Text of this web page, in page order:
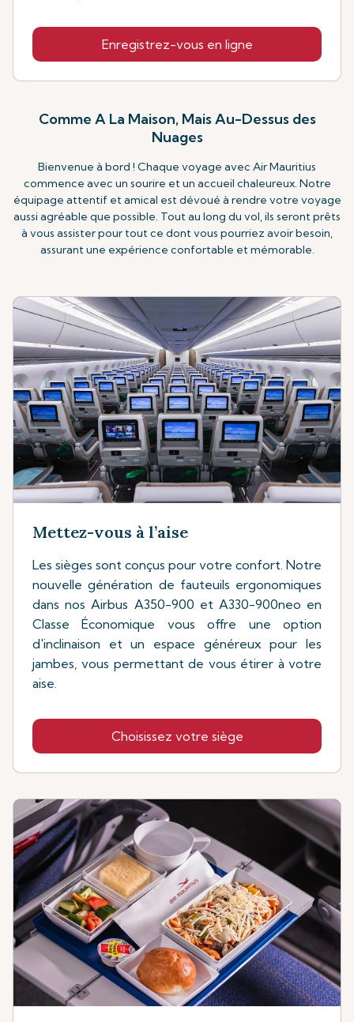
Enregistrez-vous en ligne
Comme A La Maison, Mais Au-Dessus des
Nuages
Bienvenue à bord ! Chaque voyage avec Air Mauritius
commence avec un sourire et un accueil chaleureux. Notre
équipage attentif et amical est dévoué à rendre votre voyage
aussi agréable que possible. Tout au long du vol, ils seront prêts
à vous assister pour tout ce dont vous pourriez avoir besoin,
assurant une expérience confortable et mémorable.
Mettez-vous à l’aise
Les sièges sont conçus pour votre confort. Notre
nouvelle génération de fauteuils ergonomiques
dans nos Airbus A350-900 et A330-900neo en
Classe Économique vous offre une option
d'inclinaison et un espace généreux pour les
jambes, vous permettant de vous étirer à votre
aise.
Choisissez votre siège